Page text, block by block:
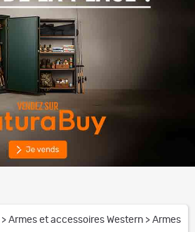
> Armes et accessoires Western > Armes